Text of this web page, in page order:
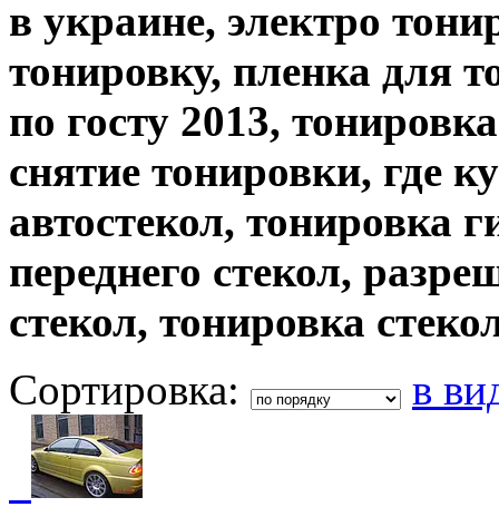
в украине, электро
тонировку, пленка для
по госту 2013,
снятие тонировки, где
автостекол, тонировка
переднего стекол,
стекол, тонировка
Сортировка:
в